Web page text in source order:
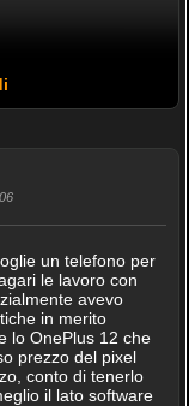
un telefono per
le lavoro con
avevo
in merito
lo OnePlus 12 che
prezzo del pixel
conto di tenerlo
il lato software